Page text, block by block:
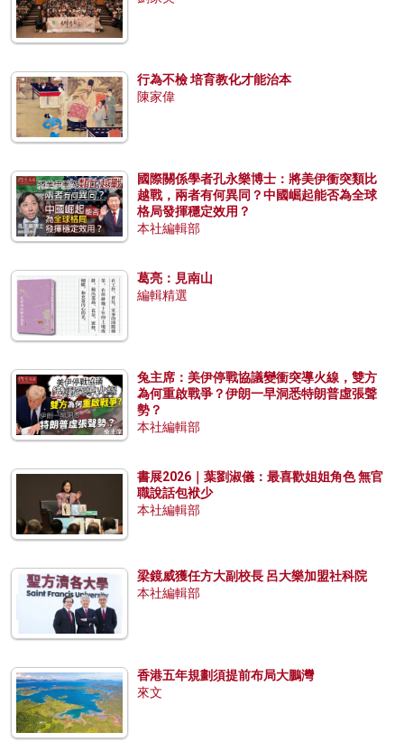
行為不檢 培育教化才能治本
陳家偉
國際關係學者孔永樂博士：將美伊衝突類比
越戰，兩者有何異同？中國崛起能否為全球
格局發揮穩定效用？
本社編輯部
葛亮：見南山
編輯精選
兔主席：美伊停戰協議變衝突導火線，雙方
為何重啟戰爭？伊朗一早洞悉特朗普虛張聲
勢？
本社編輯部
書展2026｜葉劉淑儀：最喜歡姐姐角色 無官
職說話包袱少
本社編輯部
梁鏡威獲任方大副校長 呂大樂加盟社科院
本社編輯部
香港五年規劃須提前布局大鵬灣
來文